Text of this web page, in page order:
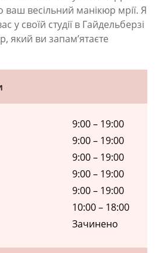
весільний манікюр мрії. Я
у своїй студії в Гайдельберзі
який ви запам’ятаєте
9:00 – 19:00
9:00 – 19:00
9:00 – 19:00
9:00 – 19:00
9:00 – 19:00
10:00 – 18:00
Зачинено